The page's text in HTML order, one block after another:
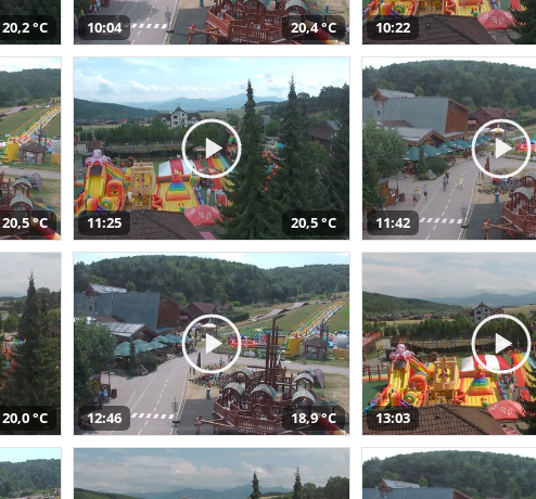
20,2 °C 10:04 20,4 °C 10:22
20,5 °C 11:25 20,5 °C 11:42
20,0 °C 12:46 18,9 °C 13:03